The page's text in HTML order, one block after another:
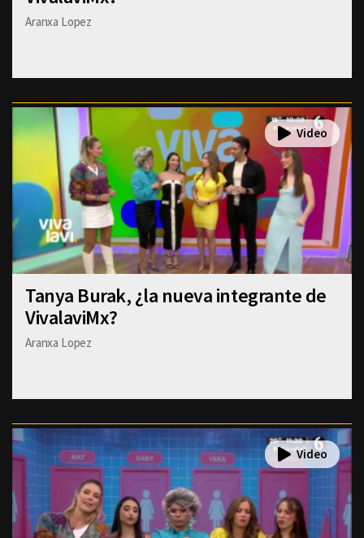
Aranxa Lopez
Tanya Burak, ¿la nueva integrante de
VivalaviMx?
Aranxa Lopez